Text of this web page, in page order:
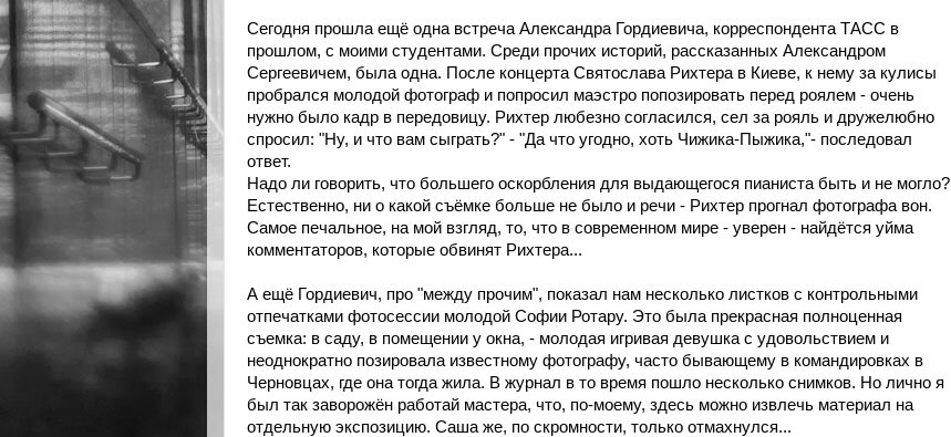
Сегодня прошла ещё одна встреча Александра Гордиевича, корреспондента ТАСС в
прошлом, с моими студентами. Среди прочих историй, рассказанных Александром
Сергеевичем, была одна. После концерта Святослава Рихтера в Киеве, к нему за кулисы
пробрался молодой фотограф и попросил маэстро попозировать перед роялем - очень
нужно было кадр в передовицу. Рихтер любезно согласился, сел за рояль и дружелюбно
спросил: "Ну, и что вам сыграть?" - "Да что угодно, хоть Чижика-Пыжика,"- последовал
ответ.
Надо ли говорить, что большего оскорбления для выдающегося пианиста быть и не могло?
Естественно, ни о какой съёмке больше не было и речи - Рихтер прогнал фотографа вон.
Самое печальное, на мой взгляд, то, что в современном мире - уверен - найдётся уйма
комментаторов, которые обвинят Рихтера...
А ещё Гордиевич, про "между прочим", показал нам несколько листков с контрольными
отпечатками фотосессии молодой Софии Ротару. Это была прекрасная полноценная
съемка: в саду, в помещении у окна, - молодая игривая девушка с удовольствием и
неоднократно позировала известному фотографу, часто бывающему в командировках в
Черновцах, где она тогда жила. В журнал в то время пошло несколько снимков. Но лично я
был так заворожён работай мастера, что, по-моему, здесь можно извлечь материал на
отдельную экспозицию. Саша же, по скромности, только отмахнулся...